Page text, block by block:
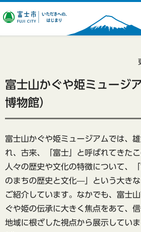
富士市 いただ
富士山かぐや姫ミュージ
博物館）
富士山かぐや姫ミュージアムでは、
れ、古来、「富士」と呼ばれてきた
人々の歴史や文化の特徴について
のまちの歴史と文化—」という大き
ご紹介しています。なかでも、富士
ぐや姫の伝承に大きく焦点をあて、
地域に根ざした視点から展示してい